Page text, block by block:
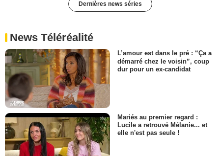
Dernières news séries
News Téléréalité
L’amour est dans le pré : “Ça a
démarré chez le voisin”, coup
dur pour un ex-candidat
Mariés au premier regard :
Lucile a retrouvé Mélanie... et
elle n'est pas seule !